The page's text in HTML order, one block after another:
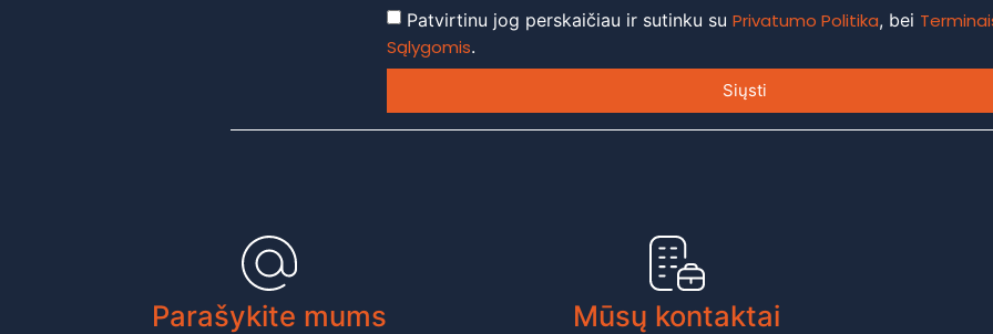
Patvirtinu jog perskaičiau ir sutinku suPrivatumo Politika, bei
Sąlygomis.
Siųsti
Parašykite mums Mūsų kontaktai